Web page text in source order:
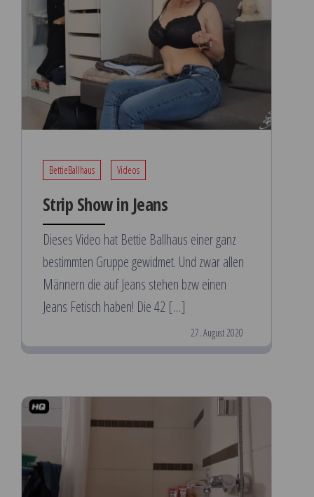
BettieBallhaus Videos
Strip Show in Jeans
Dieses Video hat Bettie Ballhaus einer ganz
bestimmten Gruppe gewidmet. Und zwar allen
Männern die auf Jeans stehen bzw einen
Jeans Fetisch haben! Die 42 […]
27. August 2020